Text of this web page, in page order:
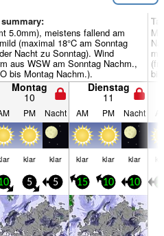
5.0mm), meistens fallend am
(maximal 18°C am Sonntag
Nacht zu Sonntag). Wind
aus WSW am Sonntag Nachm.,
bis Montag Nachm.).
Montag
10
Dienstag
11
PM Nacht AM PM Nacht
klar klar klar klar klar
5 5 15 10 10